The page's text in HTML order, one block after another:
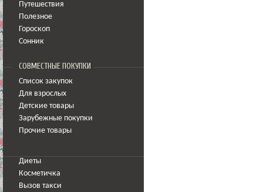
Путешествия
Полезное
Гороскоп
Сонник
СОВМЕСТНЫЕ ПОКУПКИ
Список закупок
Для взрослых
Детские товары
Зарубежные покупки
Прочие товары
Диеты
Косметичка
Вызов такси